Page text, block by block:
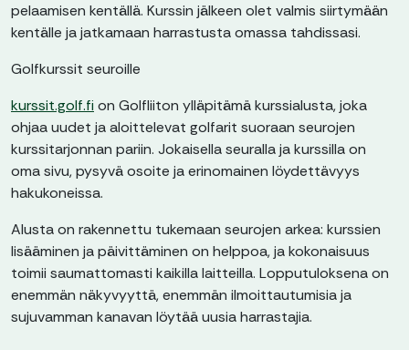
pelaamisen kentällä. Kurssin jälkeen olet valmis siirtymään
kentälle ja jatkamaan harrastusta omassa tahdissasi.
Golfkurssit seuroille
kurssit.golf.fi on Golfliiton ylläpitämä kurssialusta, joka
ohjaa uudet ja aloittelevat golfarit suoraan seurojen
kurssitarjonnan pariin. Jokaisella seuralla ja kurssilla on
oma sivu, pysyvä osoite ja erinomainen löydettävyys
hakukoneissa.
Alusta on rakennettu tukemaan seurojen arkea: kurssien
lisääminen ja päivittäminen on helppoa, ja kokonaisuus
toimii saumattomasti kaikilla laitteilla. Lopputuloksena on
enemmän näkyvyyttä, enemmän ilmoittautumisia ja
sujuvamman kanavan löytää uusia harrastajia.